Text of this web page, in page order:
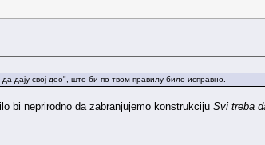
дају свој део", што би по твом правилу било исправно.
bi neprirodno da zabranjujemo konstrukciju Svi treba